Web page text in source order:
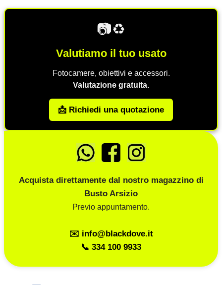
📷♻️
Valutiamo il tuo usato
Fotocamere, obiettivi e accessori.
Valutazione gratuita.
📩 Richiedi una quotazione
Acquista direttamente dal nostro magazzino di
Busto Arsizio
Previo appuntamento.
✉️ info@blackdove.it
📞 334 100 9933